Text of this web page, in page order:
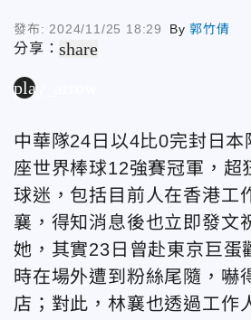
發布: 2024/11/25 18:29 By郭竹倩
分享：share
play_arrow
中華隊24日以4比0完封日本
座世界棒球12強賽冠軍，超
球迷，包括目前人在香港工
襄，得知消息後也立即發文
她，其實23日曾赴東京巨蛋
時在場外遭到粉絲尾隨，嚇
店；對此，林襄也透過工作